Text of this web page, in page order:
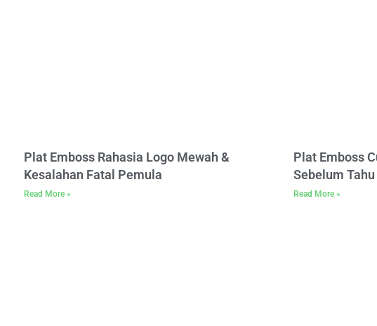
Plat Emboss Rahasia Logo Mewah &
Kesalahan Fatal Pemula
Read More »
Plat Emboss
Sebelum
Read More »